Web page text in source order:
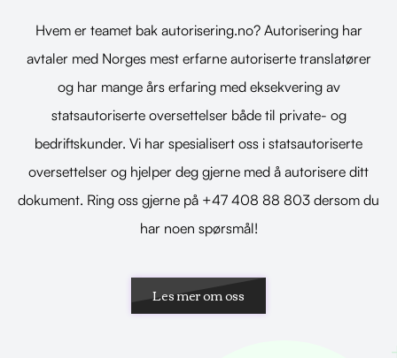
Hvem er teamet bak autorisering.no? Autorisering har
avtaler med Norges mest erfarne autoriserte translatører
og har mange års erfaring med eksekvering av
statsautoriserte oversettelser både til private- og
bedriftskunder. Vi har spesialisert oss i statsautoriserte
oversettelser og hjelper deg gjerne med å autorisere ditt
dokument. Ring oss gjerne på +47 408 88 803 dersom du
har noen spørsmål!
Les mer om oss